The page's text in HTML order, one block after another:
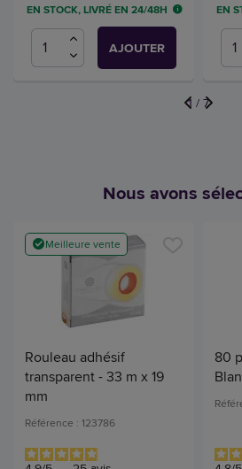
EN STOCK, LIVRÉ EN 24/48H
AJOUTER
EN
1 / 7
Nous avons
Meilleure vente
Rouleau adhésif
transparent - 33 m x 19
mm
Référence : 123786
80